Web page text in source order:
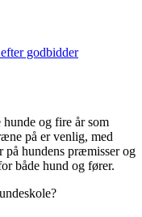
godbidder
og fire år som
på er venlig, med
på hundens præmisser og
både hund og fører.